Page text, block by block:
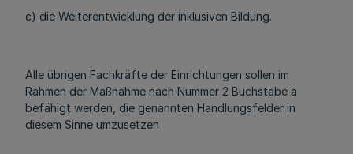
c) die Weiterentwicklung der inklusiven Bildung.
Alle übrigen Fachkräfte der Einrichtungen sollen im
Rahmen der Maßnahme nach Nummer 2 Buchstabe a
befähigt werden, die genannten Handlungsfelder in
diesem Sinne umzusetzen